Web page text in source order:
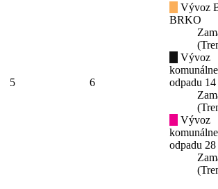
5 6
Vývoz
BRKO
Vývoz
odpadu
Vývoz
odpadu